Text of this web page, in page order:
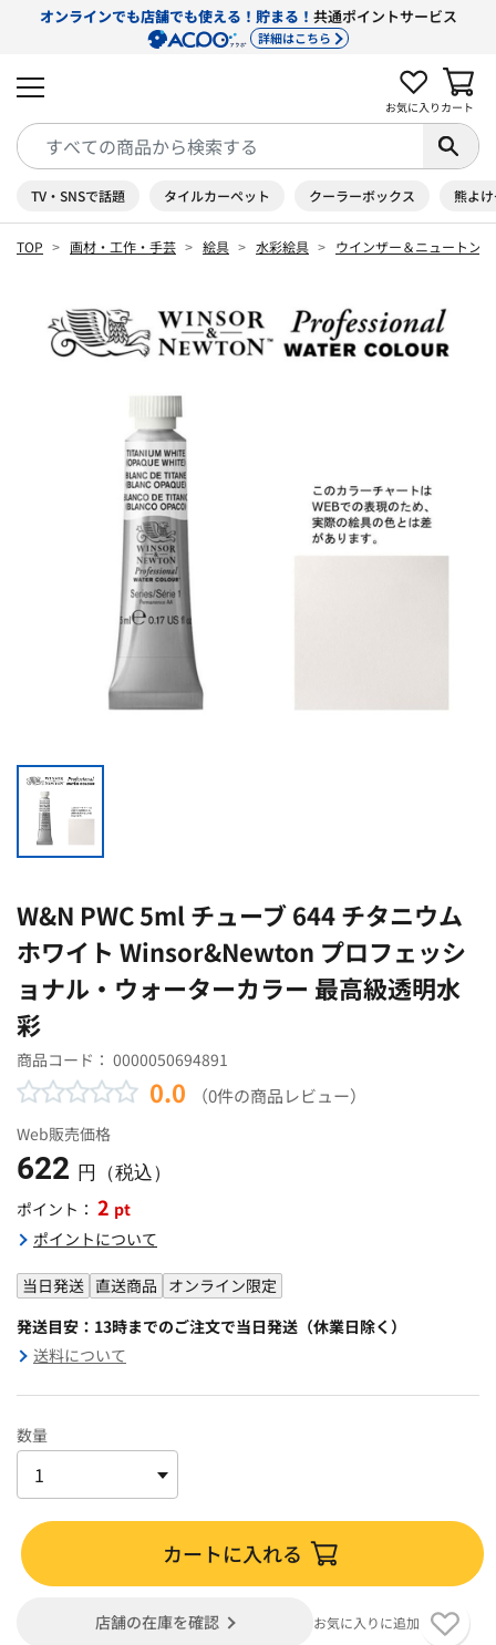
オンラインでも店舗でも使える！貯まる！ 共通ポイントサービス
詳細はこちら
お気に入り カート
TV・SNSで話題 タイルカーペット クーラーボックス 熊よ
TOP 画材・工作・手芸 絵具 水彩絵具 ウインザー＆ニュートン
W&N PWC 5ml チューブ 644 チタニウム
ホワイト Winsor&Newton プロフェッシ
ョナル・ウォーターカラー 最高級透明水
彩
商品コード： 0000050694891
0.0 （0件の商品レビュー）
Web販売価格
622 円（税込）
ポイント： 2 pt
ポイントについて
当日発送 直送商品 オンライン限定
発送目安：13時までのご注文で当日発送（休業日除く）
送料について
数量
カートに入れる
店舗の在庫を確認 お気に入りに追加